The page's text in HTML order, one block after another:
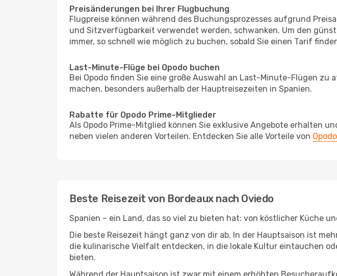
Preisänderungen bei Ihrer Flugbuchung
Flugpreise können während des Buchungsprozesses aufgrund
und Sitzverfügbarkeit verwendet werden, schwanken. Um den
immer, so schnell wie möglich zu buchen, sobald Sie einen Tarif
Last-Minute-Flüge bei Opodo buchen
Bei Opodo finden Sie eine große Auswahl an Last-Minute-Flügen
machen, besonders außerhalb der Hauptreisezeiten in Spanien.
Rabatte für Opodo Prime-Mitglieder
Als Opodo Prime-Mitglied können Sie exklusive Angebote erhalten
neben vielen anderen Vorteilen. Entdecken Sie alle Vorteile von
Beste Reisezeit von Bordeaux nach Oviedo
Spanien – ein Land, das so viel zu bieten hat: von köstlicher Küche
Die beste Reisezeit hängt ganz von dir ab. In der Hauptsaison ist
die kulinarische Vielfalt entdecken, in die lokale Kultur eintauchen
bieten.